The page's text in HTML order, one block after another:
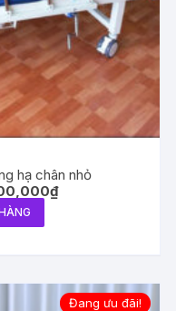
hạ chân nhỏ
₫Giá
hiện
Đang ưu đãi!